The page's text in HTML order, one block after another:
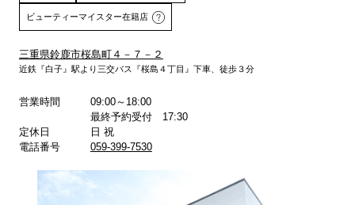
詳しくはこちら
ビューティーマイスター在籍店
三重県鈴鹿市桜島町４－７－２
近鉄『白子』駅より三交バス『桜島４丁目』下車、徒歩３分
営業時間
09:00～18:00
最終予約受付 17:30
定休日
日 祝
電話番号
059-399-7530